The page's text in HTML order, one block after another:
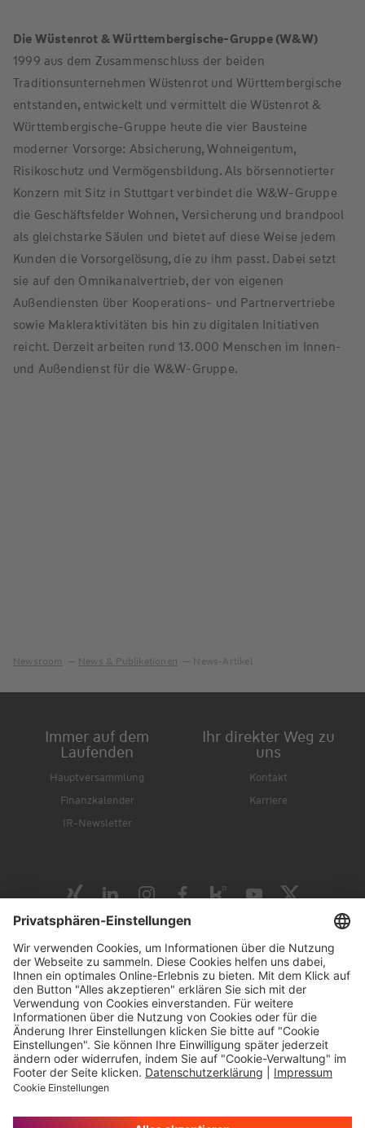
Die Wüstenrot & Württembergische-Gruppe (W&W)
1999 aus dem Zusammenschluss der beiden
Traditionsunternehmen Wüstenrot und Württembergische
entstanden, entwickelt und vermittelt die Wüstenrot &
Württembergische-Gruppe heute die vier Bausteine
moderner Vorsorge: Absicherung, Wohneigentum,
Risikoschutz und Vermögensbildung. Als börsennotierter
Konzern mit Sitz in Stuttgart verbindet die W&W-Gruppe
die Geschäftsfelder Wohnen, Versicherung und brandpool
als gleichstarke Säulen und bietet auf diese Weise jedem
Kunden die Vorsorgelösung, die zu ihm passt. Dabei setzt
sie auf den Omnikanalvertrieb, der von eigenen
Außendiensten über Kooperations- und Partnervertriebe
sowie Makleraktivitäten bis hin zu digitalen Initiativen
reicht. Derzeit arbeiten rund 13.000 Menschen im Innen-
und Außendienst für die W&W-Gruppe.
Newsroom News & Publikationen News-Artikel
Immer auf dem
Laufenden
Hauptversammlung
Finanzkalender
IR-Newsletter
Ihr direkter Weg zu
uns
Kontakt
Karriere